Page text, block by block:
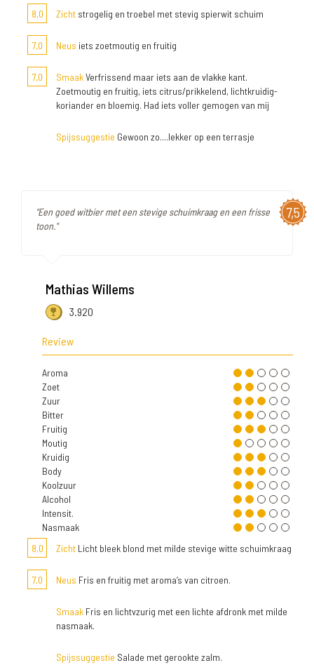
8,0
Zicht strogelig en troebel met stevig spierwit schuim
7,0 Neus iets zoetmoutig en fruitig
7,0 SmaakVerfrissend maar iets aan de vlakke kant.
Zoetmoutig en fruitig, iets citrus/prikkelend, lichtkruidig-
koriander en bloemig. Had iets voller gemogen van mij
Spijssuggestie Gewoon zo....lekker op een terrasje
7,5
"Een goed witbier met een stevige schuimkraag en een frisse
toon."
Mathias Willems
3.920
Review
Aroma
Zoet
Zuur
Bitter
Fruitig
Moutig
Kruidig
Body
Koolzuur
Alcohol
Intensit.
Nasmaak
8,0
Zicht Licht bleek blond met milde stevige witte schuimkraag
7,0 Neus Fris en fruitig met aroma’s van citroen.
Smaak Fris en lichtvzurig met een lichte afdronk met milde
nasmaak.
Spijssuggestie Salade met gerookte zalm.